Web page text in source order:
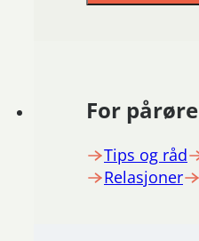
For
Tips og råd
Relasjoner